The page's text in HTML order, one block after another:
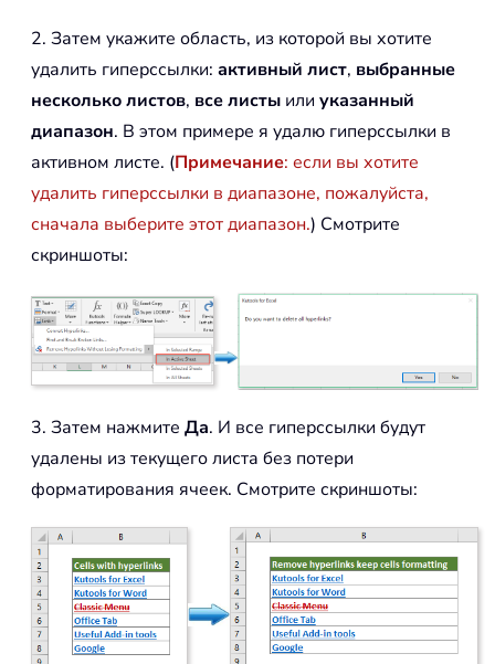
2. Затем укажите область, из которой вы хотите
удалить гиперссылки: активный лист, выбранные
несколько листов, все листы или указанный
диапазон. В этом примере я удалю гиперссылки в
активном листе. (Примечание: если вы хотите
удалить гиперссылки в диапазоне, пожалуйста,
сначала выберите этот диапазон.) Смотрите
скриншоты:
3. Затем нажмите Да. И все гиперссылки будут
удалены из текущего листа без потери
форматирования ячеек. Смотрите скриншоты: